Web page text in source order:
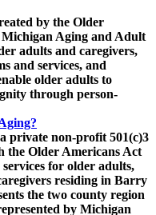
by the Older
Aging and Adult
adults and caregivers,
and services, and
older adults to
through person-
private non-profit 501(c)3
the Older Americans Act
for older adults,
residing in Barry
the two county region
by Michigan